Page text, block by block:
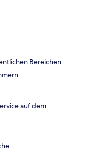
Bereichen
auf dem